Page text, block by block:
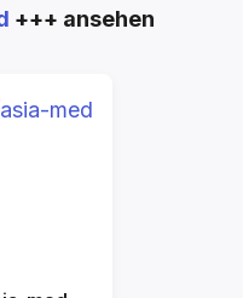
+++ ansehen